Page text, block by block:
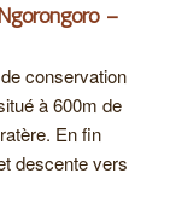
–
conservation
à 600m de
En fin
descente vers